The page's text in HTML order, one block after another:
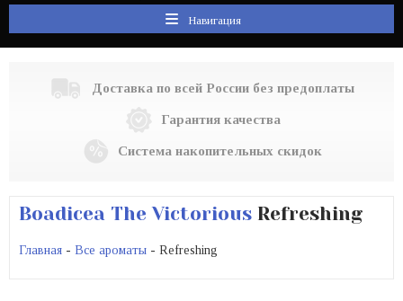
Навигация
Доставка по всей России без предоплаты
Гарантия качества
Система накопительных скидок
Boadicea The Victorious Refreshing
Главная - Все ароматы - Refreshing